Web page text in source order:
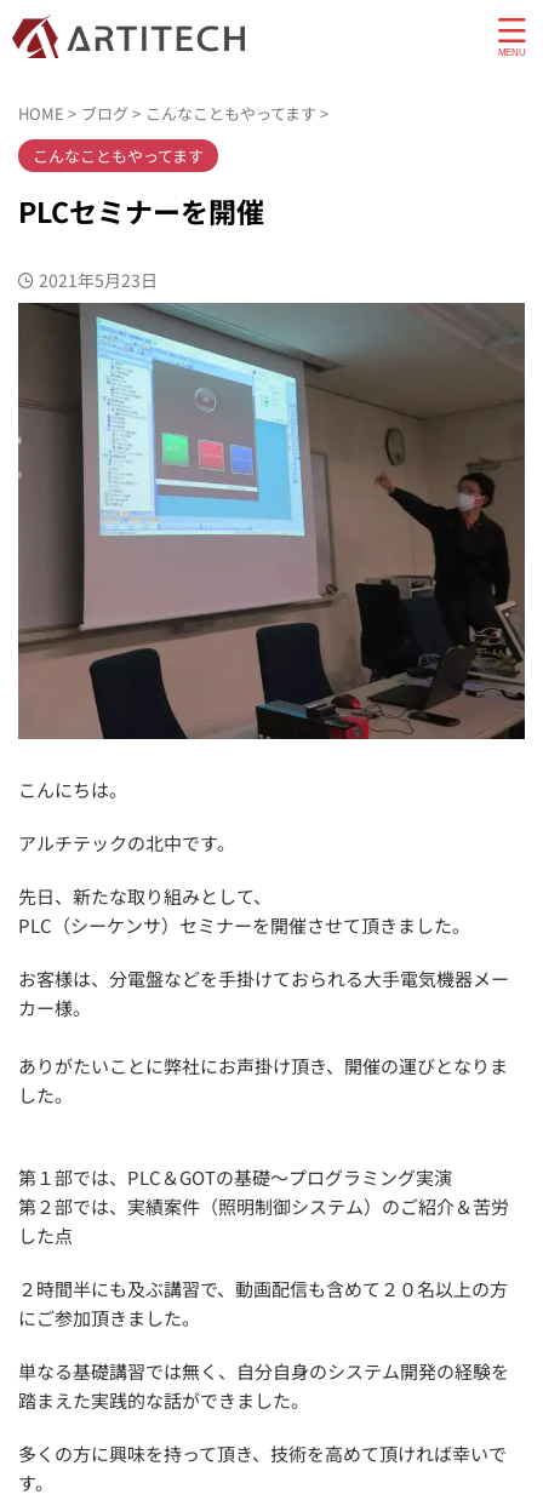
HOME > ブログ> こんなこともやってます >
こんなこともやってます
PLCセミナーを開催
2021年5月23日
こんにちは。
アルチテックの北中です。
先日、新たな取り組みとして、
PLC（シーケンサ）セミナーを開催させて頂きました。
お客様は、分電盤などを手掛けておられる大手電気機器メー
カー様。
ありがたいことに弊社にお声掛け頂き、開催の運びとなりま
した。
第１部では、PLC＆GOTの基礎～プログラミング実演
第２部では、実績案件（照明制御システム）のご紹介＆苦労
した点
２時間半にも及ぶ講習で、動画配信も含めて２０名以上の方
にご参加頂きました。
単なる基礎講習では無く、自分自身のシステム開発の経験を
踏まえた実践的な話ができました。
多くの方に興味を持って頂き、技術を高めて頂ければ幸いで
す。